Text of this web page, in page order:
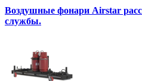
Воздушные фонари Airstar
службы.